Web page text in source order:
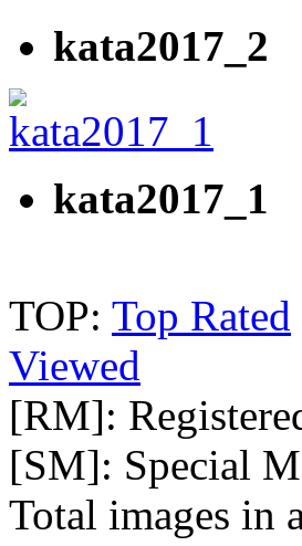
kata2017_2
kata2017_1
TOP: Top Rated
Viewed
[RM]:
[SM]: Special
Total images in